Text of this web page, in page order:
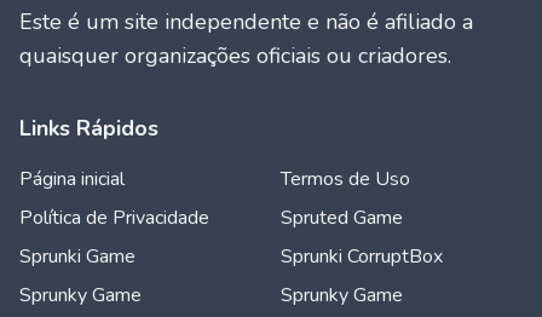
Este é um site independente e não é afiliado a
quaisquer organizações oficiais ou criadores.
Links Rápidos
Página inicial
Termos de Uso
Política de Privacidade
Spruted Game
Sprunki Game
Sprunki CorruptBox
Sprunky Game
Sprunky Game